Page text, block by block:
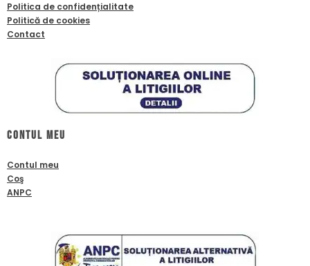
Politica de confidențialitate
Politică de cookies
Contact
Contul meu
Contul meu
Coş
ANPC